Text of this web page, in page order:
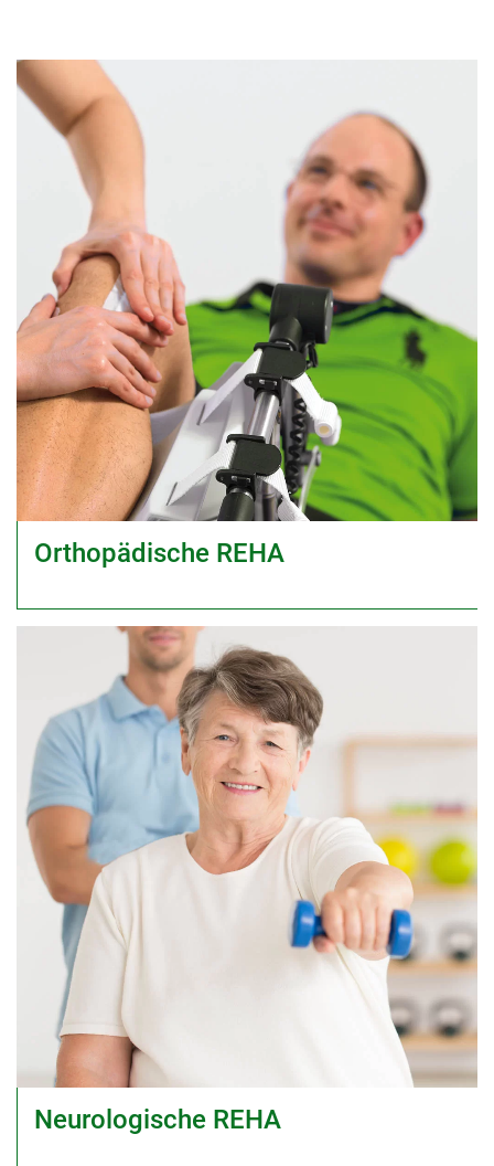
Orthopädische REHA
Neurologische REHA